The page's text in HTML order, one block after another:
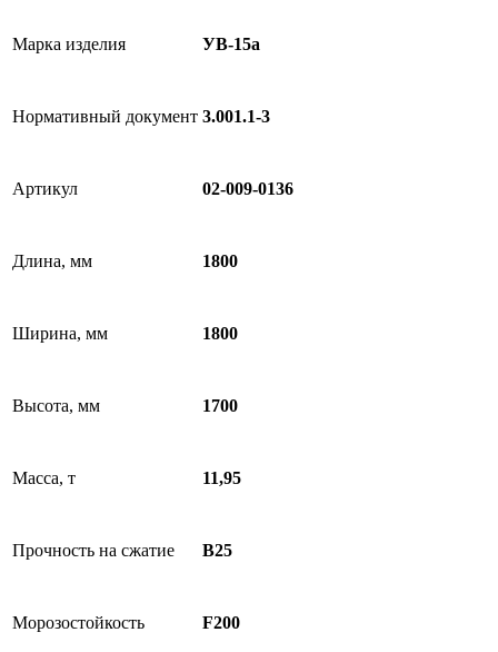
Марка изделия УВ-15а
Нормативный документ 3.001.1-3
Артикул 02-009-0136
Длина, мм 1800
Ширина, мм 1800
Высота, мм 1700
Масса, т 11,95
Прочность на сжатие B25
Морозостойкость F200